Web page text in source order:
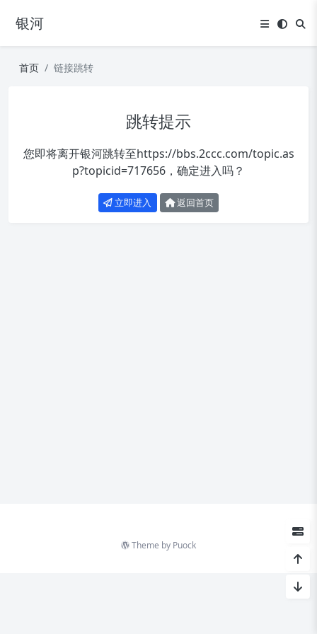
银河
首页 链接跳转
跳转提示
您即将离开银河跳转至https://bbs.2ccc.com/topic.as
p?topicid=717656 ，确定进入吗？
立即进入 返回首页
Theme by Puock